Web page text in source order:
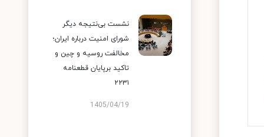
نشست بی‌نتیجه دیگر
شورای امنیت درباره ایران؛
مخالفت روسیه و چین و
تاکید برپایان قطعنامه
۲۲۳۱
1405/04/19